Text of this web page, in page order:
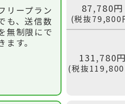
リープラン
も、送信数
無制限にで
ます。
87,780円
(税抜79,800
131,780
(税抜